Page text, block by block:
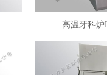
高温牙科